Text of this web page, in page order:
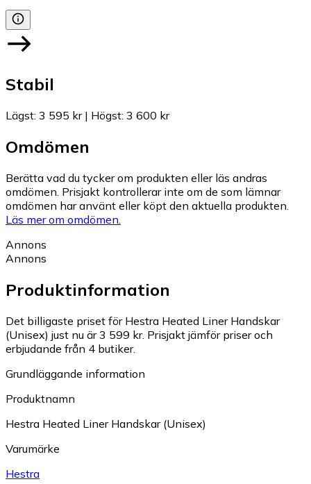
Stabil
Lägst: 3 595 kr| Högst: 3 600 kr
Omdömen
Berätta vad du tycker om produkten eller läs andras
omdömen. Prisjakt kontrollerar inte om de som lämnar
omdömen har använt eller köpt den aktuella produkten.
Läs mer om omdömen.
Annons
Annons
Produktinformation
Det billigaste priset för Hestra Heated Liner Handskar
(Unisex) just nu är 3 599 kr. Prisjakt jämför priser och
erbjudande från 4 butiker.
Grundläggande information
Produktnamn
Hestra Heated Liner Handskar (Unisex)
Varumärke
Hestra